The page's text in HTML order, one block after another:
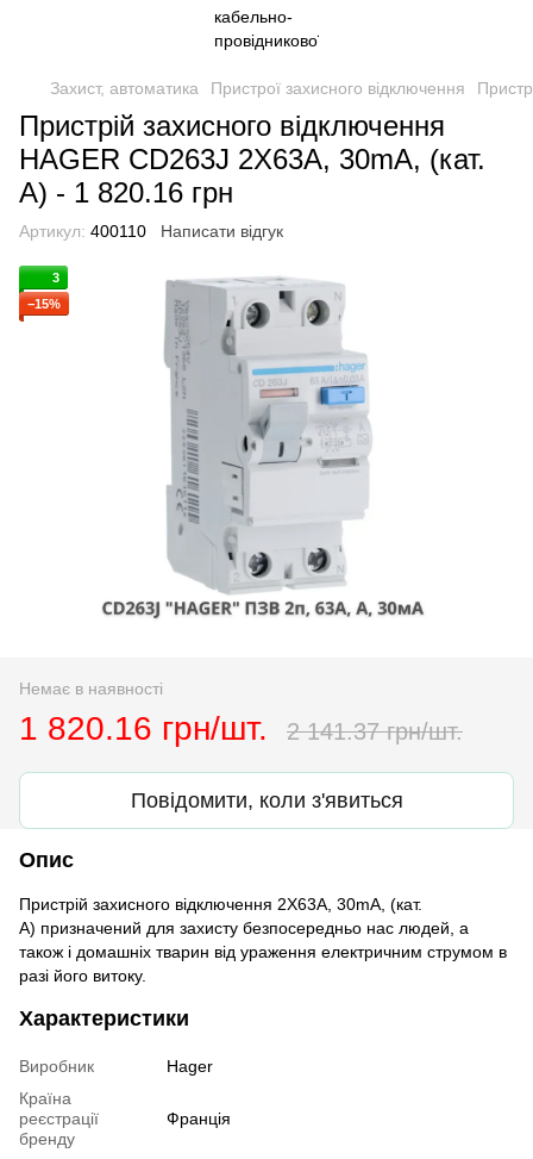
Захист, автоматика Пристрої захисного відключення
Пристрій захисного відключення
HAGER CD263J 2Х63А, 30mA, (кат.
А) - 1 820.16 грн
Артикул: 400110 Написати відгук
3
−15%
Немає в наявності
1 820.16 грн/шт. 2 141.37 грн/шт.
Повідомити, коли з'явиться
Опис
Пристрій захисного відключення 2Х63А, 30mA, (кат.
А) призначений для захисту безпосередньо нас людей, а
також і домашніх тварин від ураження електричним струмом в
разі його витоку.
Характеристики
Виробник
Hager
Країна
реєстрації
бренду
Франція